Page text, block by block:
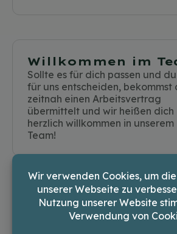
Willkommen im
Sollte es für dich passen und
für uns entscheiden, bekommst
zeitnah einen Arbeitsvertrag
übermittelt und wir heißen dich
herzlich willkommen in unserem
Team!